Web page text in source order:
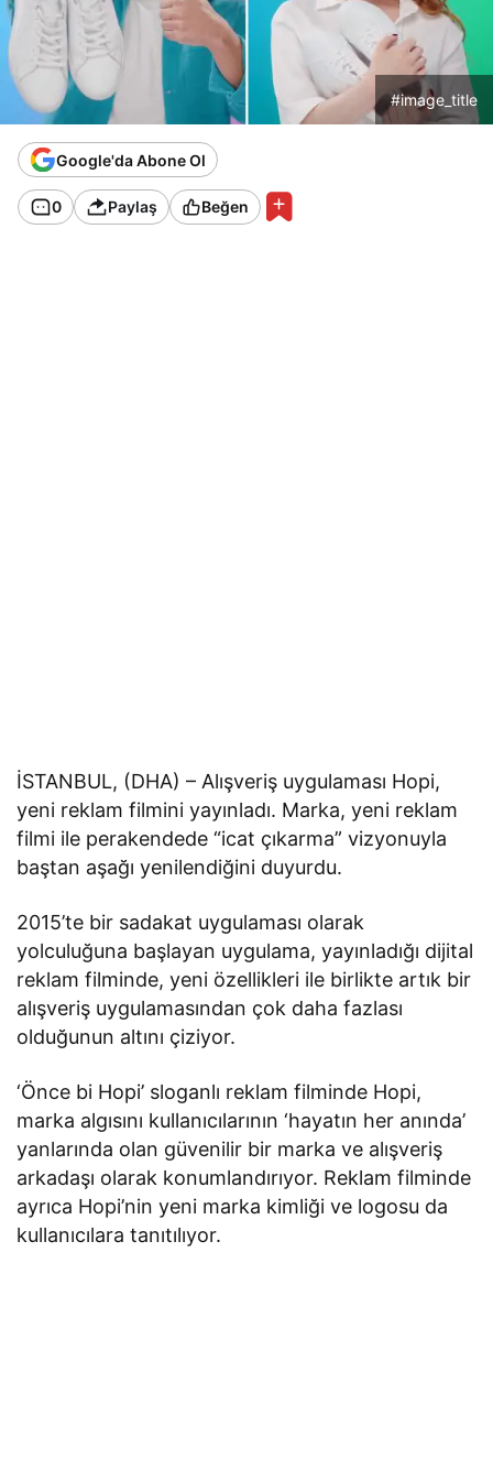
#image_title
Google'da Abone Ol
0 Paylaş Beğen
İSTANBUL, (DHA) – Alışveriş uygulaması Hopi,
yeni reklam filmini yayınladı. Marka, yeni reklam
filmi ile perakendede “icat çıkarma” vizyonuyla
baştan aşağı yenilendiğini duyurdu.
2015’te bir sadakat uygulaması olarak
yolculuğuna başlayan uygulama, yayınladığı dijital
reklam filminde, yeni özellikleri ile birlikte artık bir
alışveriş uygulamasından çok daha fazlası
olduğunun altını çiziyor.
‘Önce bi Hopi’ sloganlı reklam filminde Hopi,
marka algısını kullanıcılarının ‘hayatın her anında’
yanlarında olan güvenilir bir marka ve alışveriş
arkadaşı olarak konumlandırıyor. Reklam filminde
ayrıca Hopi’nin yeni marka kimliği ve logosu da
kullanıcılara tanıtılıyor.